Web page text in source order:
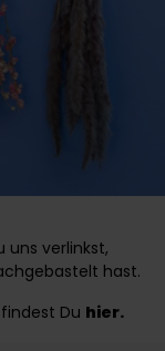
uns verlinkst,
hast.
Du hier.